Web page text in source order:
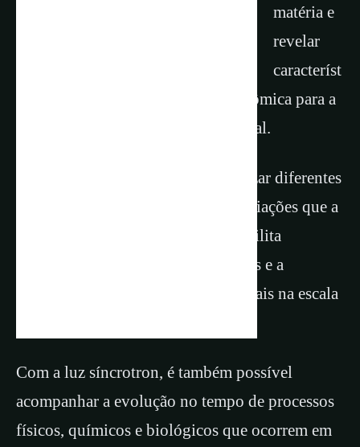
matéria e
revelar
característ
icas de sua estrutura molecular e atômica para a
investigação de todo tipo de material.
O seu amplo espectro permite realizar diferentes
tipos de análise com as diversas radiações que a
compõem. Já seu alto brilho possibilita
experimentos extremamente rápidos e a
investigação de detalhes dos materiais na escala
Com a luz síncrotron, é também possível
acompanhar a evolução no tempo de processos
físicos, químicos e biológicos que ocorrem em